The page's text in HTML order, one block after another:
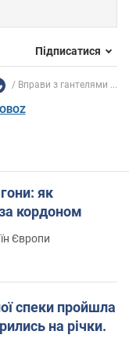
Підписатися
Вправи з гантелями ...
як
кордоном
Європи
спеки пройшла
на річки.